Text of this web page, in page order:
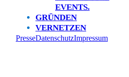
EVENTS.
GRÜNDEN
VERNETZEN
PresseDatenschutzImpressum